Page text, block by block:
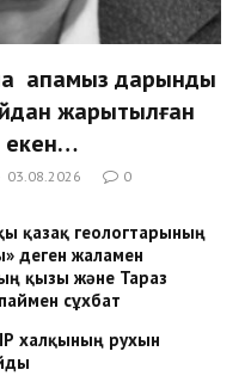
апамыз дарынды
жарытылған
екен…
03.08.2026 0
геологтарының
деген жаламен
қызы және Тараз
сұхбат
рухын